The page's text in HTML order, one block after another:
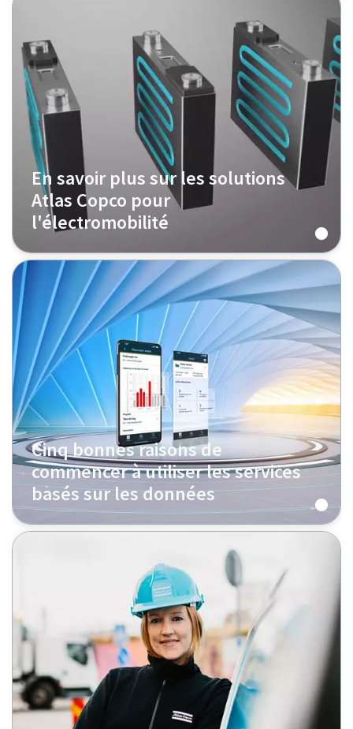
En savoir plus sur les solutions
Atlas Copco pour
l'électromobilité
Cinq bonnes raisons de
commencer à utiliser les services
basés sur les données